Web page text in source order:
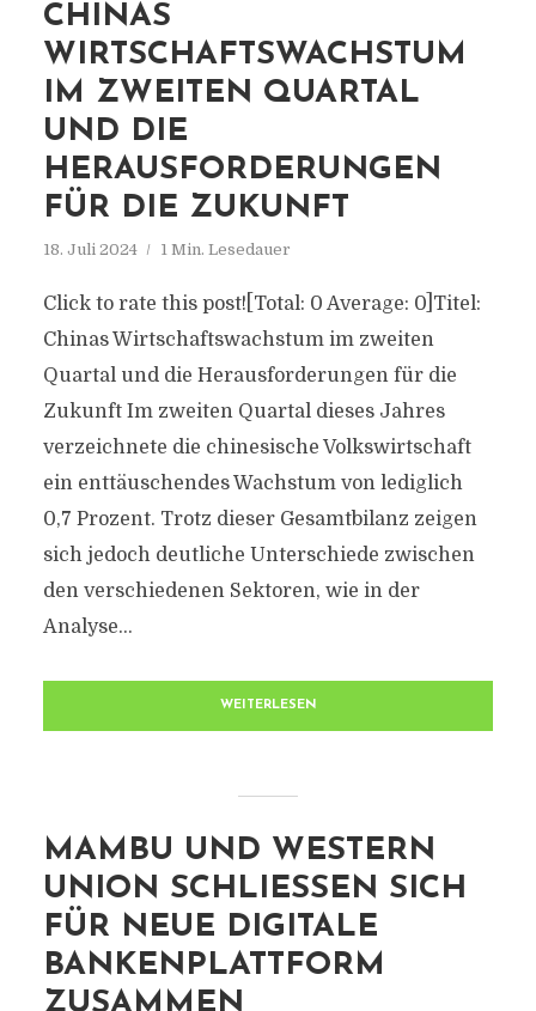
CHINAS
WIRTSCHAFTSWACHSTUM
IM ZWEITEN QUARTAL
UND DIE
HERAUSFORDERUNGEN
FÜR DIE ZUKUNFT
18. Juli 2024 1 Min. Lesedauer
Click to rate this post![Total: 0 Average: 0]Titel:
Chinas Wirtschaftswachstum im zweiten
Quartal und die Herausforderungen für die
Zukunft Im zweiten Quartal dieses Jahres
verzeichnete die chinesische Volkswirtschaft
ein enttäuschendes Wachstum von lediglich
0,7 Prozent. Trotz dieser Gesamtbilanz zeigen
sich jedoch deutliche Unterschiede zwischen
den verschiedenen Sektoren, wie in der
Analyse...
WEITERLESEN
MAMBU UND WESTERN
UNION SCHLIESSEN SICH F
ÜR NEUE DIGITALE B
ANKENPLATTFORM Z
USAMMEN